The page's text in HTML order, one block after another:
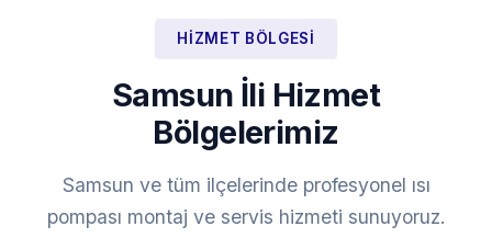
HIZMET BÖLGESI
Samsun İli Hizmet
Bölgelerimiz
Samsun ve tüm ilçelerinde profesyonel ısı
pompası montaj ve servis hizmeti sunuyoruz.